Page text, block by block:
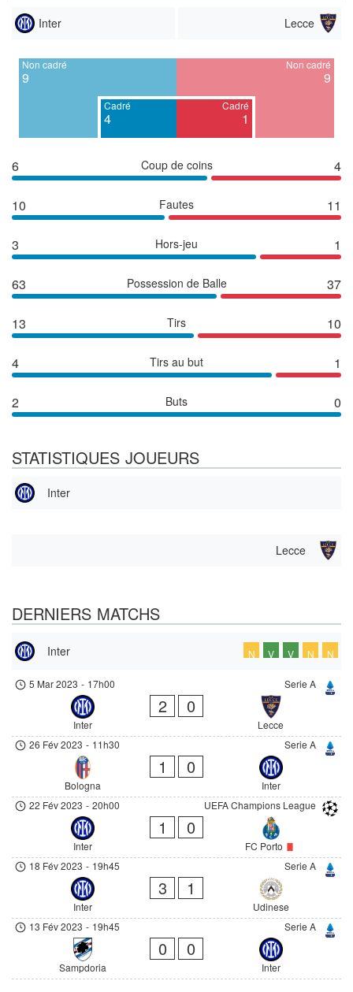
Inter Lecce
Non cadré
9
Cadré
4
Cadré
1
Non cadré
9
6 Coup de coins 4
10 Fautes 11
3 Hors-jeu 1
63 Possession de Balle 37
13 Tirs 10
4 Tirs au but 1
2 Buts 0
STATISTIQUES JOUEURS
Inter
Lecce
DERNIERS MATCHS
Inter N V V N N
Serie A
5 Mar 2023 - 17h00
Inter
2 0
Lecce
Serie A
26 Fév 2023 - 11h30
Bologna
1 0
Inter
UEFA Champions League
22 Fév 2023 - 20h00
Inter
1 0
FC Porto
Serie A
18 Fév 2023 - 19h45
Inter
3 1
Udinese
Serie A
13 Fév 2023 - 19h45
Sampdoria
0 0
Inter